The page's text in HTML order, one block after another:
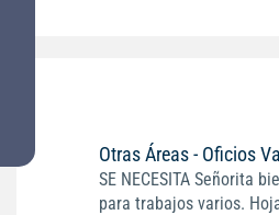
Otras Áreas - Oficios
SE NECESITA Señorita
para trabajos varios.